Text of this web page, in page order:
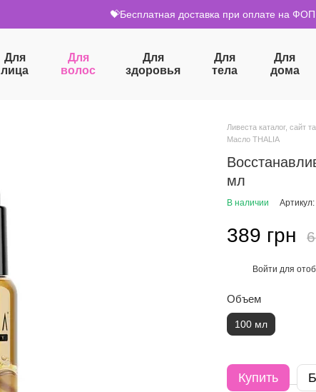
💝Бесплатная доставка при оплате на ФОП
Для
лица
Для
волос
Для
здоровья
Для
тела
Для
дома
Ливеста каталог, сайт
Масло THALIA
мл
В наличии
389 грн
Войти для
Объем
100 мл
Купить